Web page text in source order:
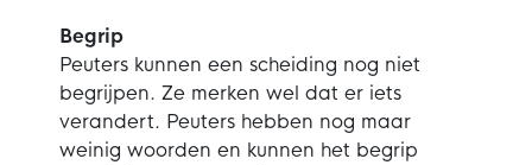
Begrip
Peuters kunnen een scheiding nog niet
begrijpen. Ze merken wel dat er iets
verandert. Peuters hebben nog maar
weinig woorden en kunnen het begrip